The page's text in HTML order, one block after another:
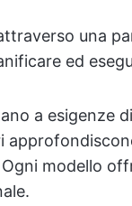
una
ed
a esigenze
modello